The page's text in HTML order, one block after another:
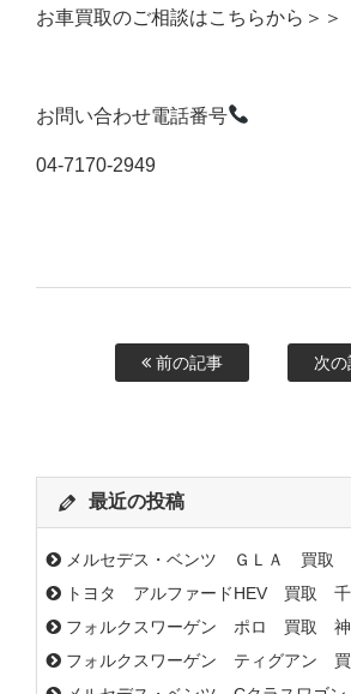
お車買取のご相談はこちらから＞＞
お問い合わせ電話番号
04-7170-2949
前の記事 次
最近の投稿
メルセデス・ベンツ ＧＬＡ 買取
トヨタ アルファードHEV 買取 千
フォルクスワーゲン ポロ 買取 神
フォルクスワーゲン ティグアン